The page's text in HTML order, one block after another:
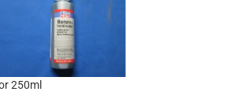
250ml